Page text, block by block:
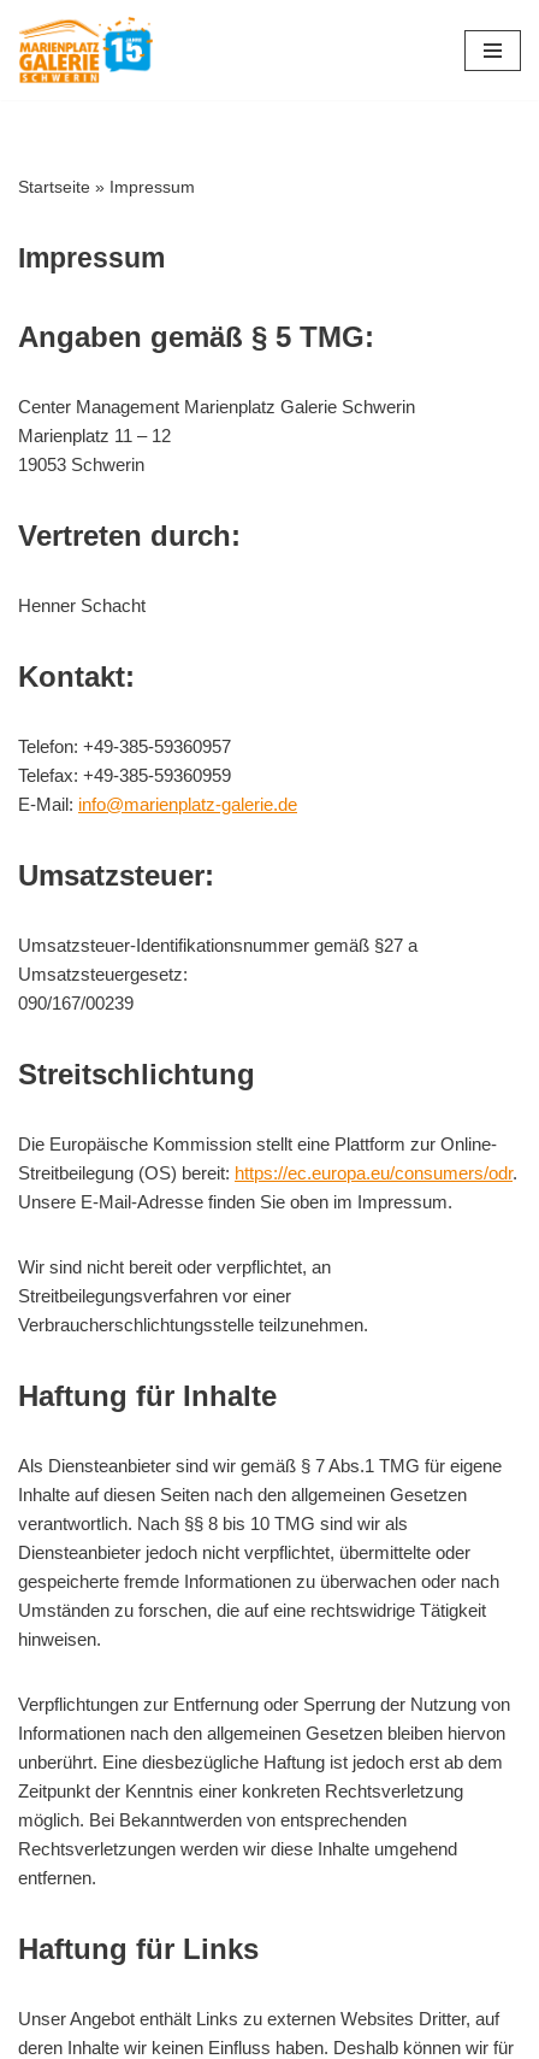
Zum
Startseite » Impressum
Impressum
Angaben gemäß § 5 TMG:
Center Management Marienplatz Galerie Schwerin
Marienplatz 11 – 12
19053 Schwerin
Vertreten durch:
Henner Schacht
Kontakt:
Telefon: +49-385-59360957
Telefax: +49-385-59360959
E-Mail: info@marienplatz-galerie.de
Umsatzsteuer:
Umsatzsteuer-Identifikationsnummer gemäß §27 a
Umsatzsteuergesetz:
090/167/00239
Streitschlichtung
Die Europäische Kommission stellt eine Plattform zur Online-
Streitbeilegung (OS) bereit: https://ec.europa.eu/consumers/odr.
Unsere E-Mail-Adresse finden Sie oben im Impressum.
Wir sind nicht bereit oder verpflichtet, an
Streitbeilegungsverfahren vor einer
Verbraucherschlichtungsstelle teilzunehmen.
Haftung für Inhalte
Als Diensteanbieter sind wir gemäß § 7 Abs.1 TMG für eigene
Inhalte auf diesen Seiten nach den allgemeinen Gesetzen
verantwortlich. Nach §§ 8 bis 10 TMG sind wir als
Diensteanbieter jedoch nicht verpflichtet, übermittelte oder
gespeicherte fremde Informationen zu überwachen oder nach
Umständen zu forschen, die auf eine rechtswidrige Tätigkeit
hinweisen.
Verpflichtungen zur Entfernung oder Sperrung der Nutzung von
Informationen nach den allgemeinen Gesetzen bleiben hiervon
unberührt. Eine diesbezügliche Haftung ist jedoch erst ab dem
Zeitpunkt der Kenntnis einer konkreten Rechtsverletzung
möglich. Bei Bekanntwerden von entsprechenden
Rechtsverletzungen werden wir diese Inhalte umgehend
entfernen.
Haftung für Links
Unser Angebot enthält Links zu externen Websites Dritter, auf
deren Inhalte wir keinen Einfluss haben. Deshalb können wir für